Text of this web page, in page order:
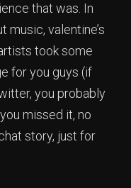
that was. In
music, valentine’s
took some
for you guys (if
you probably
missed it, no
story, just for